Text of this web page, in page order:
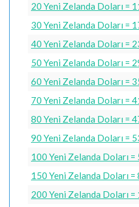
20 Yeni Zelanda Doları =
30 Yeni Zelanda Doları =
40 Yeni Zelanda Doları =
50 Yeni Zelanda Doları =
60 Yeni Zelanda Doları =
70 Yeni Zelanda Doları =
80 Yeni Zelanda Doları =
90 Yeni Zelanda Doları =
100 Yeni Zelanda Doları
150 Yeni Zelanda Doları
200 Yeni Zelanda Doları